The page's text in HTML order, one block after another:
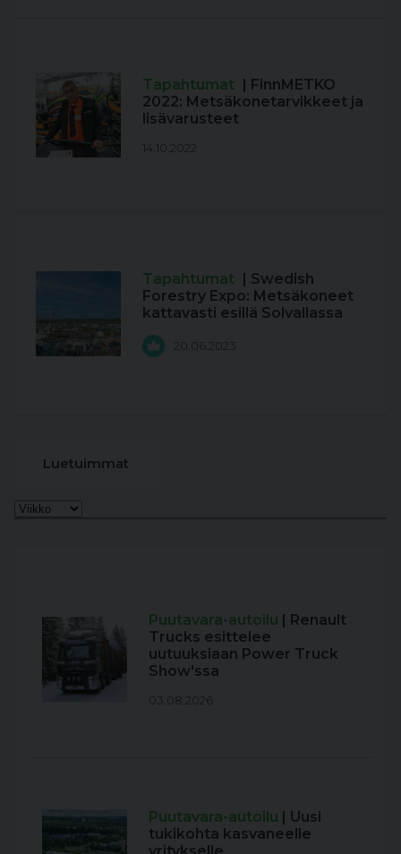
Tapahtumat | FinnMETKO
2022: Metsäkonetarvikkeet ja
lisävarusteet
14.10.2022
Tapahtumat | Swedish
Forestry Expo: Metsäkoneet
kattavasti esillä Solvallassa
20.06.2023
Luetuimmat
Puutavara-autoilu
| Renault
Trucks esittelee
uutuuksiaan Power Truck
Show'ssa
03.08.2026
Puutavara-autoilu
| Uusi
tukikohta kasvaneelle